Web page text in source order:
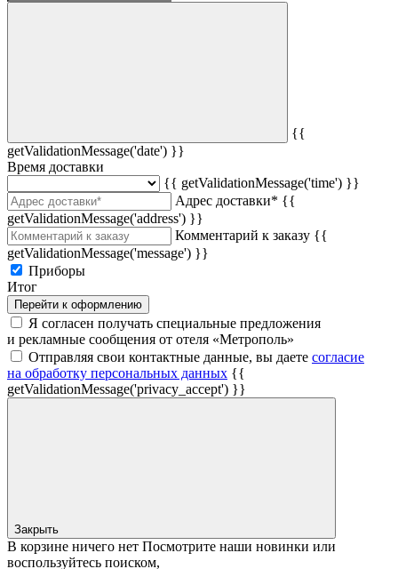
{{
getValidationMessage('date') }}
Время доставки
{{ getValidationMessage('time') }}
Адрес доставки* {{
getValidationMessage('address') }}
Комментарий к заказу {{
getValidationMessage('message') }}
Приборы
Итог
Перейти к оформлению
Я согласен получать специальные предложения
и рекламные сообщения от отеля «Метрополь»
Отправляя свои контактные данные, вы даете согласие
на обработку персональных данных {{
getValidationMessage('privacy_accept') }}
Закрыть
В корзине ничего нет Посмотрите наши новинки или
воспользуйтесь поиском,